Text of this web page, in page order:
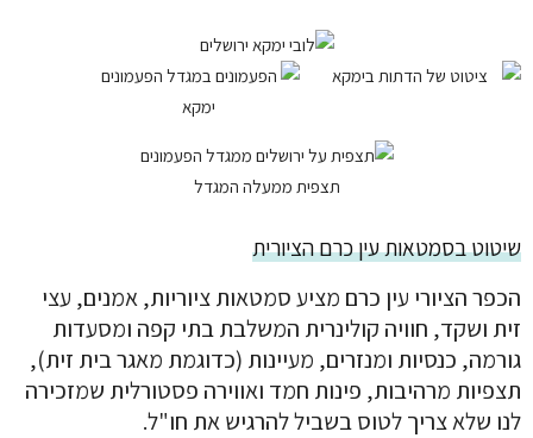
תצפית ממעלה המגדל
שיטוט בסמטאות עין כרם הציורית
הכפר הציורי עין כרם מציע סמטאות ציוריות, אמנים, עצי
זית ושקד, חוויה קולינרית המשלבת בתי קפה ומסעדות
גורמה, כנסיות ומנזרים, מעיינות (כדוגמת מאגר בית זית),
תצפיות מרהיבות, פינות חמד ואווירה פסטורלית שמזכירה
לנו שלא צריך לטוס בשביל להרגיש את חו"ל.